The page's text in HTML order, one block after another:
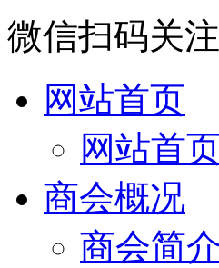
微信扫码关
网站首页
网站首
商会概况
商会简介